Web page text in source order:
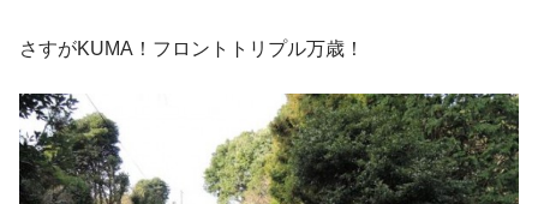
さすがKUMA！フロントトリプル万歳！